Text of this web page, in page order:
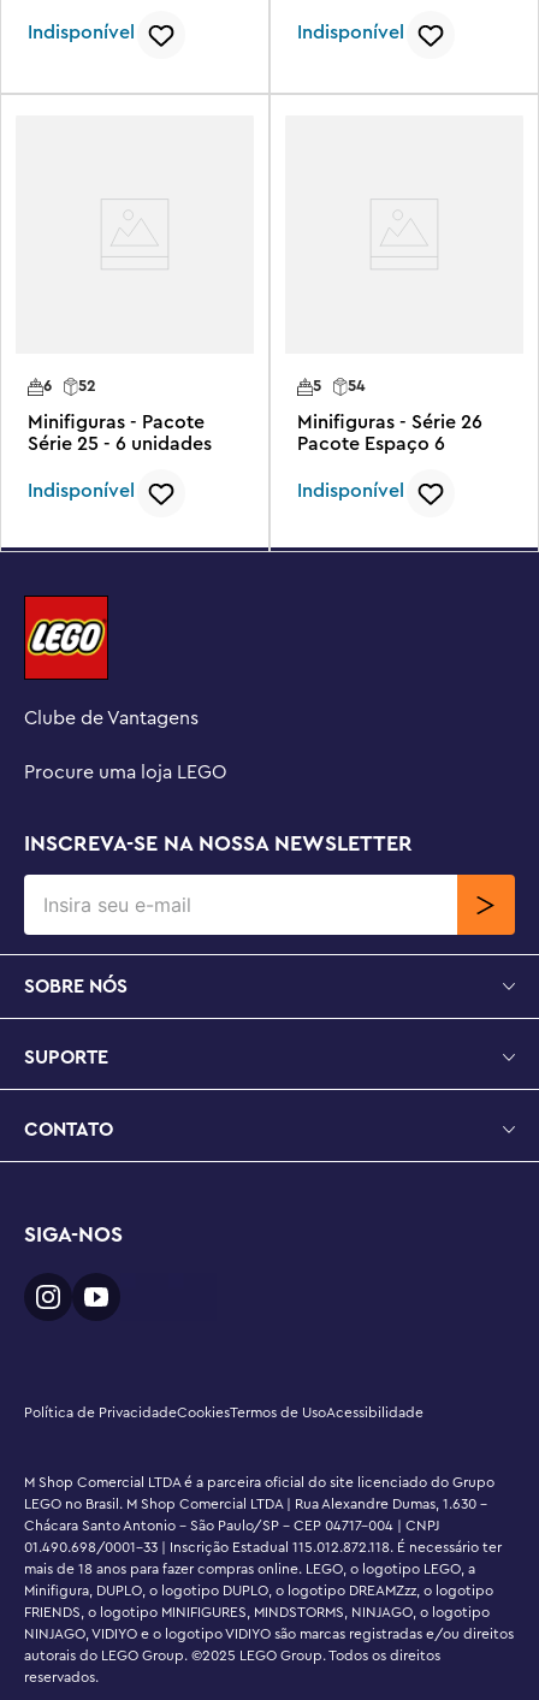
Indisponível Indisponível
52
6
Minifiguras - Pacote
Série 25 - 6 unidades
Indisponível
5 54
Minifiguras - Série 26
Pacote Espaço 6
Indisponível
Clube de Vantagens
Procure uma loja LEGO
INSCREVA-SE NA NOSSA NEWSLETTER
SOBRE NÓS
SUPORTE
CONTATO
SIGA-NOS
Política de PrivacidadeCookiesTermos de UsoAcessibilidade
M Shop Comercial LTDA é a parceira oficial do site licenciado do Grupo
LEGO no Brasil. M Shop Comercial LTDA | Rua Alexandre Dumas, 1.630 -
Chácara Santo Antonio - São Paulo/SP - CEP 04717-004 | CNPJ
01.490.698/0001-33 | Inscrição Estadual 115.012.872.118. É necessário ter
mais de 18 anos para fazer compras online. LEGO, o logotipo LEGO, a
Minifigura, DUPLO, o logotipo DUPLO, o logotipo DREAMZzz, o logotipo
FRIENDS, o logotipo MINIFIGURES, MINDSTORMS, NINJAGO, o logotipo
NINJAGO, VIDIYO e o logotipo VIDIYO são marcas registradas e/ou direitos
autorais do LEGO Group. ©2025 LEGO Group. Todos os direitos
reservados.